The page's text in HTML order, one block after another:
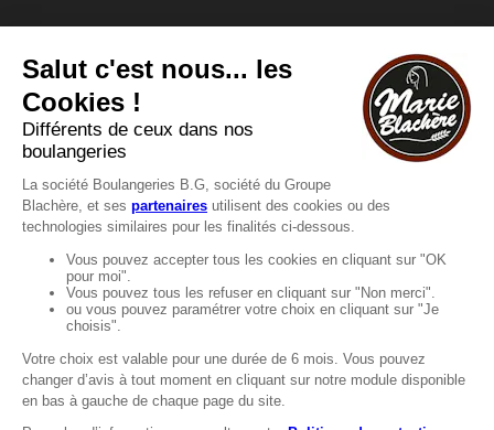
Vous souhaitez nous contacter ?
Consultez notre FAQ.
FAQ
Recrutement
MENTIONS
Mentions légales
Protection des données
LignÉthique